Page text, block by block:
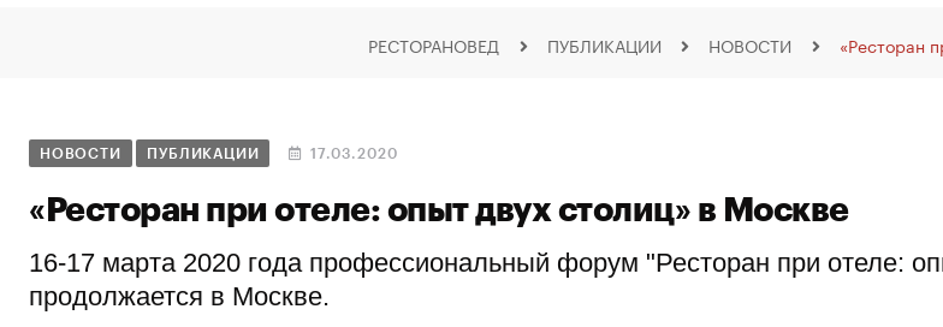
РЕСТОРАНОВЕД ПУБЛИКАЦИИ НОВОСТИ «Ресторан
НОВОСТИ ПУБЛИКАЦИИ 17.03.2020
«Ресторан при отеле: опыт двух столиц» в Москве
16-17 марта 2020 года профессиональный форум "Ресторан при отеле:
продолжается в Москве.